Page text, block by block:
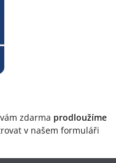
zdarma prodloužíme
v našem formuláři